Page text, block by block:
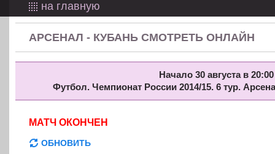
на главную
АРСЕНАЛ - КУБАНЬ СМОТРЕТЬ ОНЛАЙН
Начало 30 августа в
Футбол. Чемпионат России 2014/15. 6 тур.
МАТЧ ОКОНЧЕН
ОБНОВИТЬ